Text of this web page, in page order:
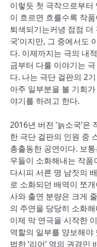
이렇듯 첫 극작으로부
이 흐르면 흐를수록 작
퇴색되기는커녕 점점 더
국’이지만, 그 중에서도
다. 이제까지는 극의 내
금부터 다룰 이야기는
다. 나는 극단 걸판의 2
아주 일부분을 볼 기회
야기를 하려고 한다.
2016년 버전 ‘늙소국’
한 극단 걸판의 인원 중
총출동한 공연이다. 보
우들이 소화해내는 작품
다시피 서른 명 남짓의
로 소화되던 배역이 쪼
사와 출연 분량은 크게
의 주연을 당당히 소화
이제 막 연극을 시작한
역할의 일부를 양보해
법한 ‘리어’ 역의 권겸